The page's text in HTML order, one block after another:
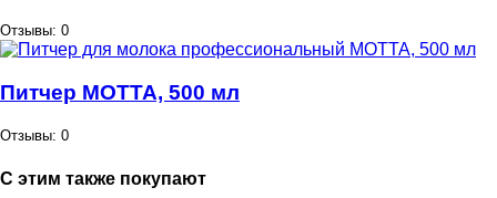
Отзывы: 0
Питчер MOTTA, 500 мл
Отзывы: 0
С этим также покупают